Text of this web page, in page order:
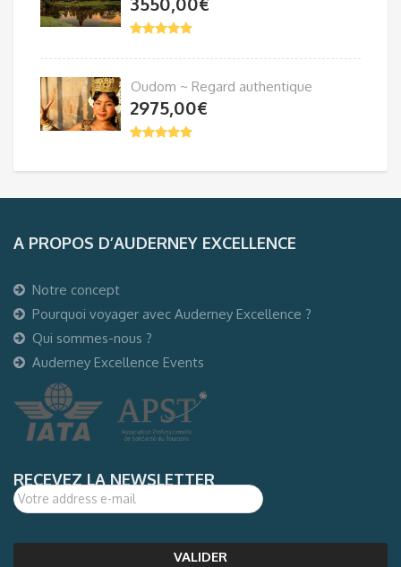
Oudom ~ Regard authentique
2975,00€
A PROPOS D’AUDERNEY EXCELLENCE
Notre concept
Pourquoi voyager avec Auderney Excellence ?
Qui sommes-nous ?
Auderney Excellence Events
RECEVEZ LA NEWSLETTER